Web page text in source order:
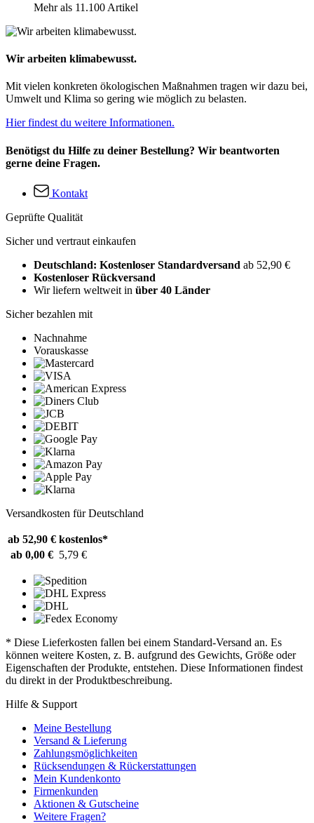
Mehr als 11.100 Artikel
Wir arbeiten klimabewusst.
Mit vielen konkreten ökologischen Maßnahmen tragen wir dazu bei,
Umwelt und Klima so gering wie möglich zu belasten.
Hier findest du weitere Informationen.
Benötigst du Hilfe zu deiner Bestellung? Wir beantworten
gerne deine Fragen.
Kontakt
Geprüfte Qualität
Sicher und vertraut einkaufen
Deutschland: Kostenloser Standardversand ab 52,90 €
Kostenloser Rückversand
Wir liefern weltweit in über 40 Länder
Sicher bezahlen mit
Nachnahme
Vorauskasse
Versandkosten für Deutschland
ab 52,90 € kostenlos*
ab 0,00 € 5,79 €
* Diese Lieferkosten fallen bei einem Standard-Versand an. Es
können weitere Kosten, z. B. aufgrund des Gewichts, Größe oder
Eigenschaften der Produkte, entstehen. Diese Informationen findest
du direkt in der Produktbeschreibung.
Hilfe & Support
Meine Bestellung
Versand & Lieferung
Zahlungsmöglichkeiten
Rücksendungen & Rückerstattungen
Mein Kundenkonto
Firmenkunden
Aktionen & Gutscheine
Weitere Fragen?